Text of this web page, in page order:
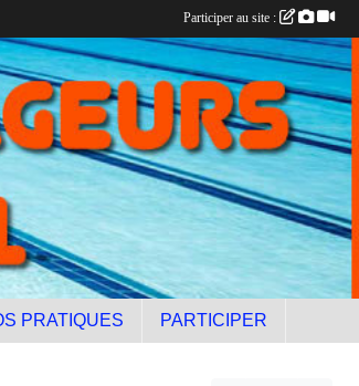
PRATIQUES PARTICIPER
Participer au site :